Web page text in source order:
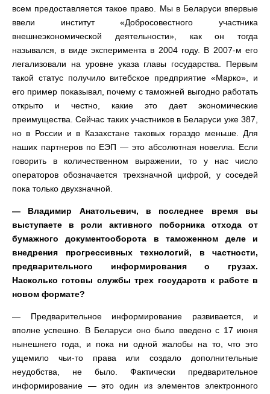
всем предоставляется такое право. Мы в Беларуси впервые
ввели институт «Добросовестного участника
внешнеэкономической деятельности», как он тогда
назывался, в виде эксперимента в 2004 году. В 2007-м его
легализовали на уровне указа главы государства. Первым
такой статус получило витебское предприятие «Марко», и
его пример показывал, почему с таможней выгодно работать
открыто и честно, какие это дает экономические
преимущества. Сейчас таких участников в Беларуси уже 387,
но в России и в Казахстане таковых гораздо меньше. Для
наших партнеров по ЕЭП — это абсолютная новелла. Если
говорить в количественном выражении, то у нас число
операторов обозначается трехзначной цифрой, у соседей
пока только двухзначной.
— Владимир Анатольевич, в последнее время вы
выступаете в роли активного поборника отхода от
бумажного документооборота в таможенном деле и
внедрения прогрессивных технологий, в частности,
предварительного информирования о грузах.
Насколько готовы службы трех государств к работе в
новом формате?
— Предварительное информирование развивается, и
вполне успешно. В Беларуси оно было введено с 17 июня
нынешнего года, и пока ни одной жалобы на то, что это
ущемило чьи-то права или создало дополнительные
неудобства, не было. Фактически предварительное
информирование — это один из элементов электронного